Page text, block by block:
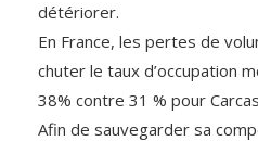
détériorer.
En France, les pertes de
chuter le taux d’occupation
38% contre 31 % pour
Afin de sauvegarder sa